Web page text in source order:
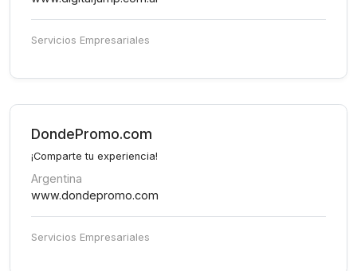
Servicios Empresariales
DondePromo.com
¡Comparte tu experiencia!
Argentina
www.dondepromo.com
Servicios Empresariales